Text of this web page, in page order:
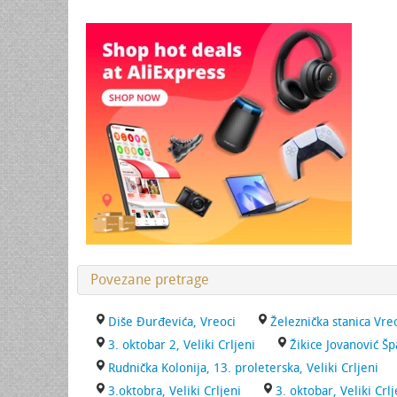
Povezane pretrage
Diše Đurđevića, Vreoci
Železnička stanica
3. oktobar 2, Veliki Crljeni
Žikice Jovanović
Rudnička Kolonija, 13. proleterska, Veliki Crljeni
3.oktobra, Veliki Crljeni
3. oktobar, Veliki